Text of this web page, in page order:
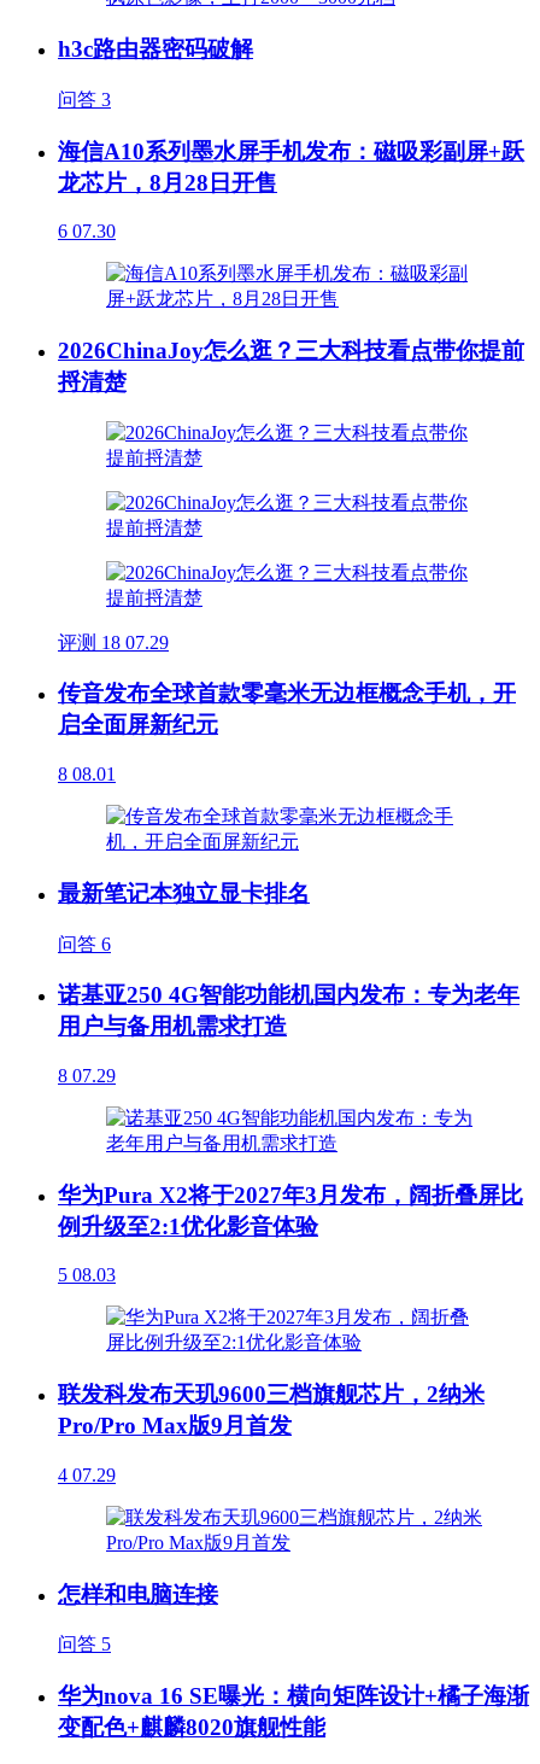
h3c路由器密码破解
问答 3
海信A10系列墨水屏手机发布：磁吸彩副屏+跃
龙芯片，8月28日开售
6 07.30
2026ChinaJoy怎么逛？三大科技看点带你提前
捋清楚
评测 18 07.29
传音发布全球首款零毫米无边框概念手机，开
启全面屏新纪元
8 08.01
最新笔记本独立显卡排名
问答 6
诺基亚250 4G智能功能机国内发布：专为老年
用户与备用机需求打造
8 07.29
华为Pura X2将于2027年3月发布，阔折叠屏比
例升级至2:1优化影音体验
5 08.03
联发科发布天玑9600三档旗舰芯片，2纳米
Pro/Pro Max版9月首发
4 07.29
怎样和电脑连接
问答 5
华为nova 16 SE曝光：横向矩阵设计+橘子海渐
变配色+麒麟8020旗舰性能